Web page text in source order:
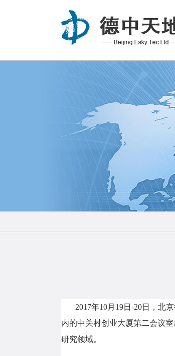
2017年10月 19日 -20日，北
内的中关村创业大厦第二会议
研究领域。